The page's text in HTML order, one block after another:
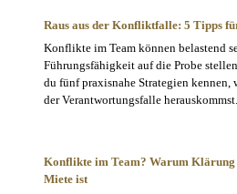
Raus aus der Konfliktfalle: 5 Tipps
Konflikte im Team können belastend
Führungsfähigkeit auf die Probe
du fünf praxisnahe Strategien kennen,
der Verantwortungsfalle
Konflikte im Team? Warum Klärung
Miete ist